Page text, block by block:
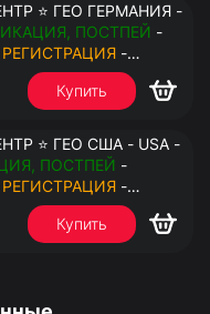
⭐ ГЕО ГЕРМАНИЯ -
ПОСТПЕЙ -
-
ВАТ ЗАПОЛНЕН -
Купить
⭐ ГЕО США - USA -
ПОСТПЕЙ -
-
ВАТ ЗАПОЛНЕН -
Купить